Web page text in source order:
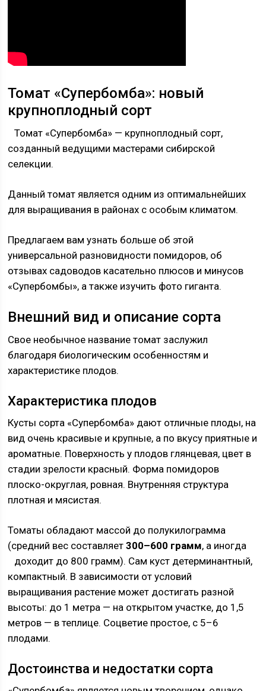
Томат «Супербомба»: новый
крупноплодный сорт
Томат «Супербомба» — крупноплодный сорт,
созданный ведущими мастерами сибирской
селекции.
Данный томат является одним из оптимальнейших
для выращивания в районах с особым климатом.
Предлагаем вам узнать больше об этой
универсальной разновидности помидоров, об
отзывах садоводов касательно плюсов и минусов
«Супербомбы», а также изучить фото гиганта.
Внешний вид и описание сорта
Свое необычное название томат заслужил
благодаря биологическим особенностям и
характеристике плодов.
Характеристика плодов
Кусты сорта «Супербомба» дают отличные плоды, на
вид очень красивые и крупные, а по вкусу приятные и
ароматные. Поверхность у плодов глянцевая, цвет в
стадии зрелости красный. Форма помидоров
плоско-округлая, ровная. Внутренняя структура
плотная и мясистая.
Томаты обладают массой до полукилограмма
(средний вес составляет300–600 грамм, а иногда
доходит до 800 грамм). Сам куст детерминантный,
компактный. В зависимости от условий
выращивания растение может достигать разной
высоты: до 1 метра — на открытом участке, до 1,5
метров — в теплице. Соцветие простое, с 5–6
плодами.
Достоинства и недостатки сорта